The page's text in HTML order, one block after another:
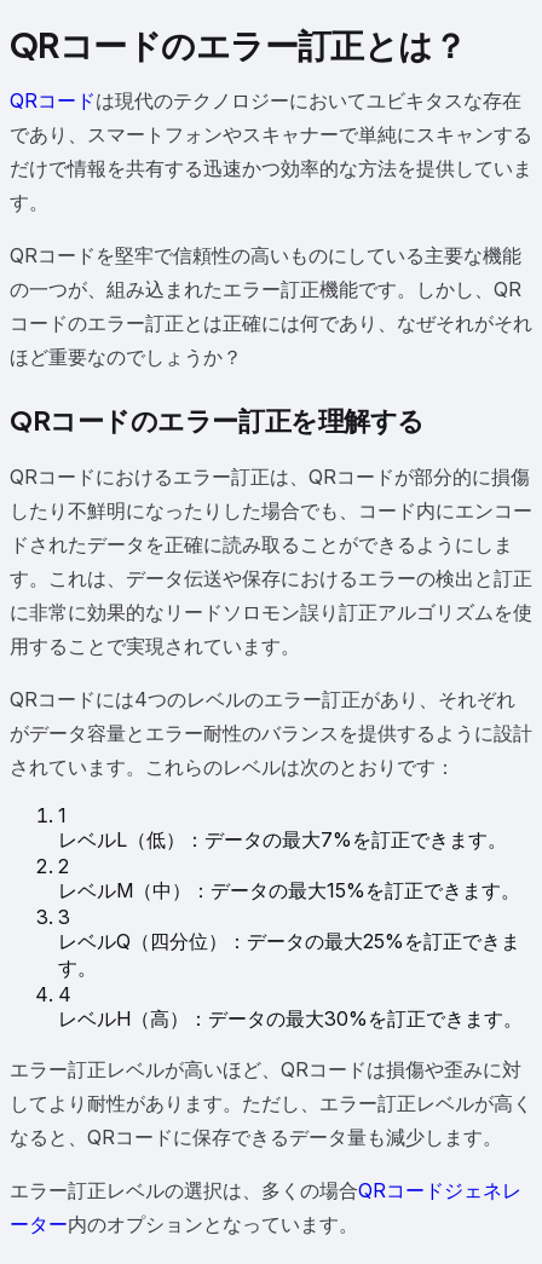
QRコードのエラー訂正とは？
QRコードは現代のテクノロジーにおいてユビキタスな存在
であり、スマートフォンやスキャナーで単純にスキャンする
だけで情報を共有する迅速かつ効率的な方法を提供していま
す。
QRコードを堅牢で信頼性の高いものにしている主要な機能
の一つが、組み込まれたエラー訂正機能です。しかし、QR
コードのエラー訂正とは正確には何であり、なぜそれがそれ
ほど重要なのでしょうか？
QRコードのエラー訂正を理解する
QRコードにおけるエラー訂正は、QRコードが部分的に損傷
したり不鮮明になったりした場合でも、コード内にエンコー
ドされたデータを正確に読み取ることができるようにしま
す。これは、データ伝送や保存におけるエラーの検出と訂正
に非常に効果的なリードソロモン誤り訂正アルゴリズムを使
用することで実現されています。
QRコードには4つのレベルのエラー訂正があり、それぞれ
がデータ容量とエラー耐性のバランスを提供するように設計
されています。これらのレベルは次のとおりです：
1
レベルL（低）：データの最大7%を訂正できます。
2
レベルM（中）：データの最大15%を訂正できます。
3
レベルQ（四分位）：データの最大25%を訂正できま
す。
4
レベルH（高）：データの最大30%を訂正できます。
エラー訂正レベルが高いほど、QRコードは損傷や歪みに対
してより耐性があります。ただし、エラー訂正レベルが高く
なると、QRコードに保存できるデータ量も減少します。
エラー訂正レベルの選択は、多くの場合QRコードジェネレ
ーター内のオプションとなっています。